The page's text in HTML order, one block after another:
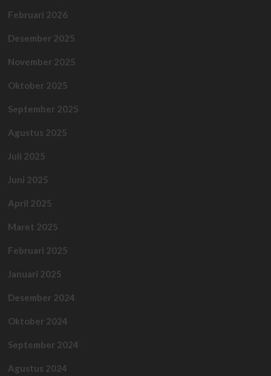
Februari 2026
Desember 2025
November 2025
Oktober 2025
September 2025
Agustus 2025
Juli 2025
Juni 2025
April 2025
Maret 2025
Februari 2025
Januari 2025
Desember 2024
Oktober 2024
September 2024
Agustus 2024